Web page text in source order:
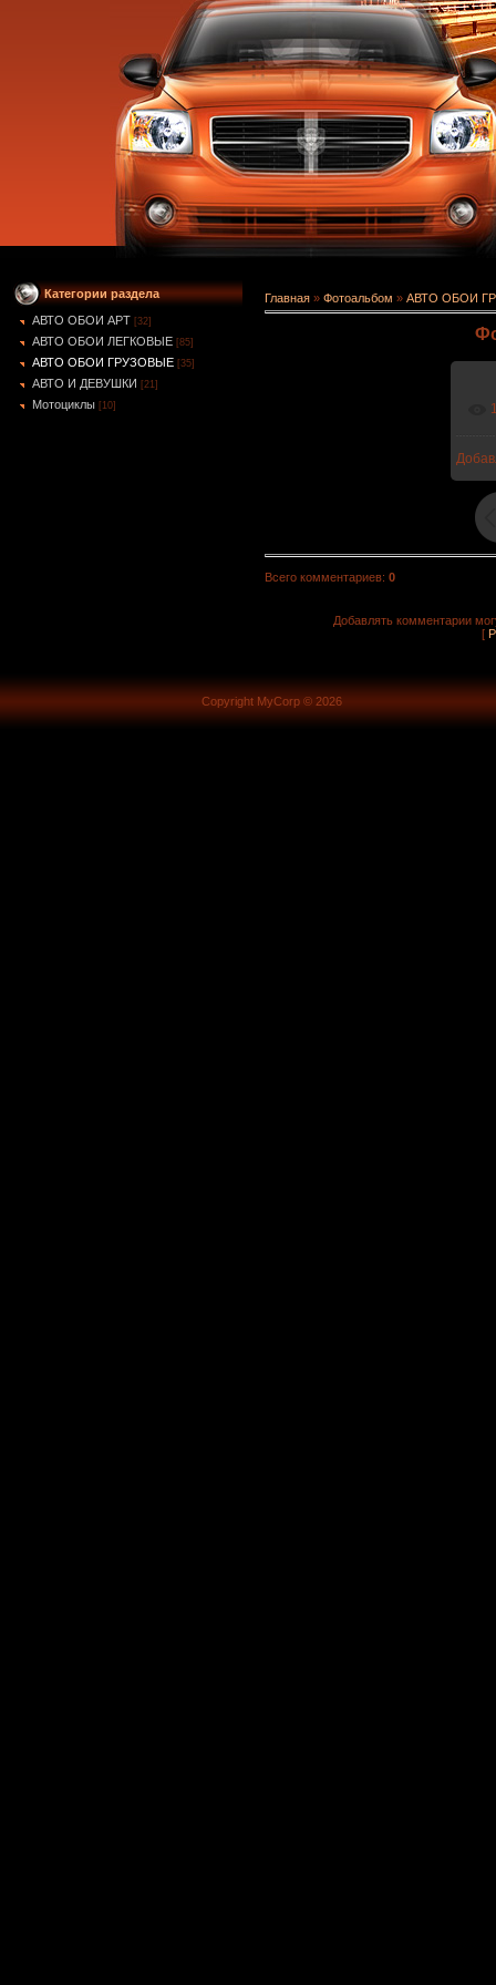
Категории раздела
АВТО ОБОИ АРТ [32]
АВТО ОБОИ ЛЕГКОВЫЕ [85]
АВТО ОБОИ ГРУЗОВЫЕ [35]
АВТО И ДЕВУШКИ [21]
Мотоциклы [10]
Главная » Фотоальбом » АВТО ОБОИ
Всего комментариев: 0
Добавлять комментарии
[
Copyright MyCorp © 2026